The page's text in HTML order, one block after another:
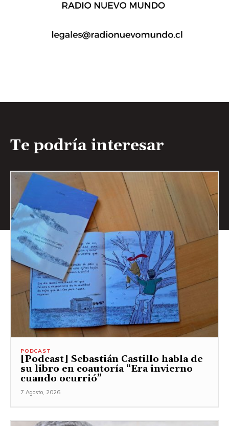
Te podría interesar
PODCAST
[Podcast] Sebastián Castillo habla de
su libro en coautoría “Era invierno
cuando ocurrió”
7 Agosto, 2026